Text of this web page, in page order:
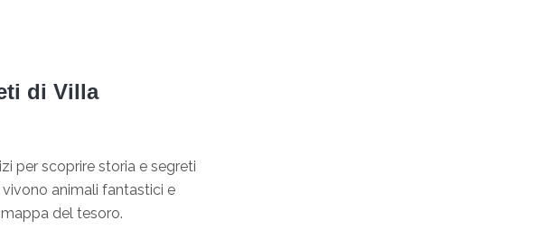
di Villa
per scoprire storia e segreti
animali fantastici e
del tesoro.